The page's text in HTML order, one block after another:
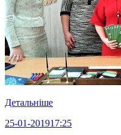
Детальніше
25-01-201917:25